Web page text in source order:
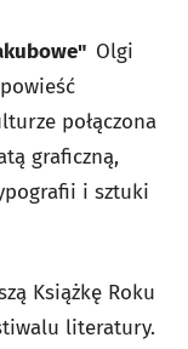
Olgi
połączona
graficzną,
i sztuki
Książkę Roku
literatury.